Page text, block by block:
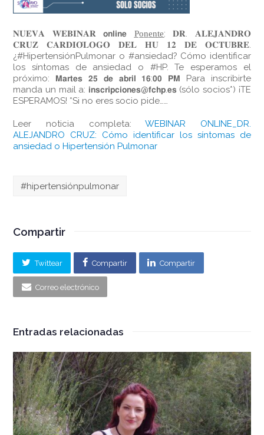
𝐍𝐔𝐄𝐕𝐀 𝐖𝐄𝐁𝐈𝐍𝐀𝐑 𝗼𝗻𝗹𝗶𝗻𝗲 P̲o̲n̲e̲n̲t̲e̲: 𝐃𝐑. 𝐀𝐋𝐄𝐉𝐀𝐍𝐃𝐑𝐎
𝐂𝐑𝐔𝐙 𝐂𝐀𝐑𝐃𝐈𝐎́𝐋𝐎𝐆𝐎 𝐃𝐄𝐋 𝐇𝐔 𝟏𝟐 𝐃𝐄 𝐎𝐂𝐓𝐔𝐁𝐑𝐄.
¿#HipertensiónPulmonar o #ansiedad? Cómo identificar
los síntomas de ansiedad o #HP. Te esperamos el
próximo: 𝗠𝗮𝗿𝘁𝗲𝘀 𝟮𝟱 𝗱𝗲 𝗮𝗯𝗿𝗶𝗹 𝟭𝟲:𝟬𝟬 𝗣𝗠 Para inscribirte
manda un mail a: 𝗶𝗻𝘀𝗰𝗿𝗶𝗽𝗰𝗶𝗼𝗻𝗲𝘀@𝗳𝗰𝗵𝗽.𝗲𝘀 (sólo socios*) ¡TE
ESPERAMOS! *Si no eres socio pide……
Leer noticia completa:WEBINAR ONLINE_DR.
ALEJANDRO CRUZ: Cómo identificar los síntomas de
ansiedad o Hipertensión Pulmonar
#hipertensiónpulmonar
Compartir
Twittear Compartir Compartir
Correo electrónico
Entradas relacionadas